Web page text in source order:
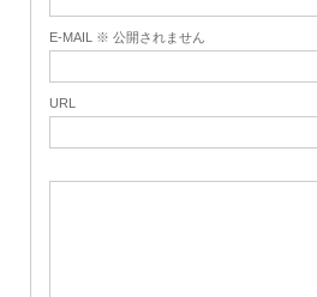
E-MAIL ※ 公開されません
URL